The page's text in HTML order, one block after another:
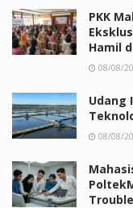
PKK
Hamil
08/08/
Udang
08/08/